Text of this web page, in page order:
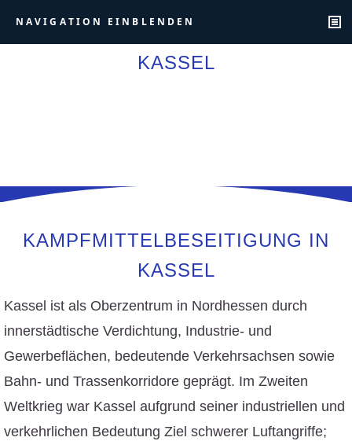
NAVIGATION EINBLENDEN
KASSEL
KAMPFMITTELBESEITIGUNG IN
KASSEL
Kassel ist als Oberzentrum in Nordhessen durch
innerstädtische Verdichtung, Industrie- und
Gewerbeflächen, bedeutende Verkehrsachsen sowie
Bahn- und Trassenkorridore geprägt. Im Zweiten
Weltkrieg war Kassel aufgrund seiner industriellen und
verkehrlichen Bedeutung Ziel schwerer Luftangriffe;